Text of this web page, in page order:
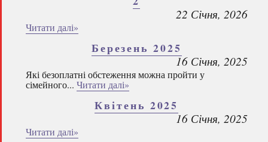
22 Січня, 2026
Читати далі»
Березень 2025
16 Січня, 2025
Які безоплатні обстеження можна пройти у
сімейного... Читати далі»
Квітень 2025
16 Січня, 2025
Читати далі»